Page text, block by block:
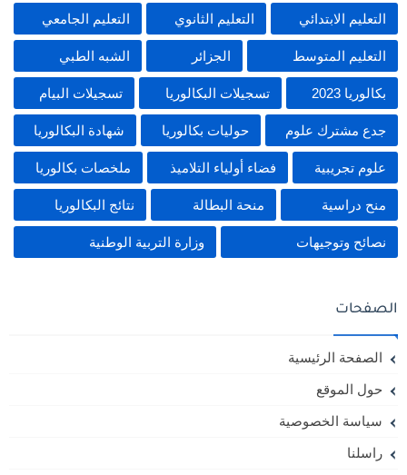
التعليم الابتدائي التعليم الثانوي التعليم الجامعي
التعليم المتوسط الجزائر الشبه الطبي
بكالوريا 2023 تسجيلات البكالوريا تسجيلات البيام
جدع مشترك علوم حوليات بكالوريا شهادة البكالوريا
علوم تجريبية فضاء أولياء التلاميذ ملخصات بكالوريا
منح دراسية منحة البطالة نتائج البكالوريا
نصائح وتوجيهات وزارة التربية الوطنية
الصفحات
الصفحة الرئيسية
حول الموقع
سياسة الخصوصية
راسلنا